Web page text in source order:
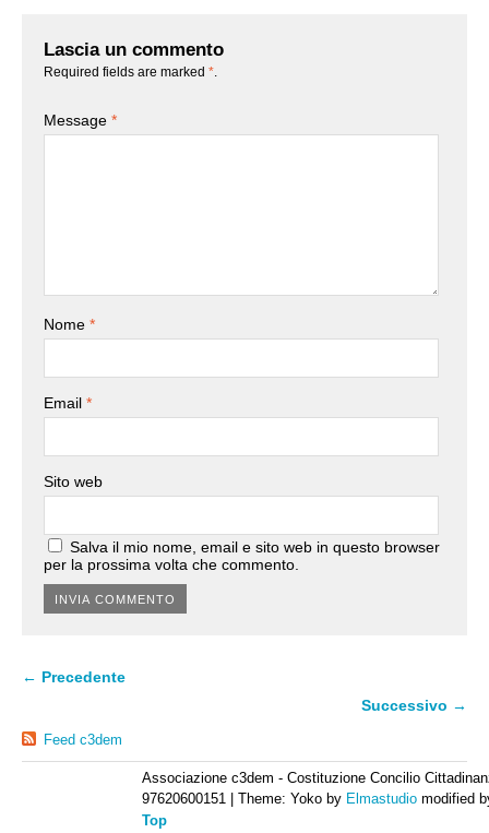
Lascia un commento
Required fields are marked *
Message *
Nome *
Email *
Sito web
Salva il mio nome, email e sito web in questo browser
per la prossima volta che commento.
← Precedente
Successivo →
Feed c3dem
Associazione c3dem - Costituzione Concilio
97620600151
Theme: Yoko by Elmastudio modified
Top